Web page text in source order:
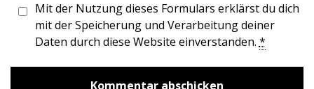
Mit der Nutzung dieses Formulars erklärst du dich
mit der Speicherung und Verarbeitung deiner
Daten durch diese Website einverstanden. *